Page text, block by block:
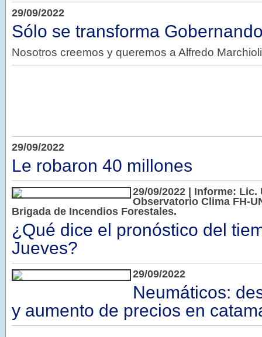
29/09/2022
Sólo se transforma
Nosotros creemos y queremos a Alfredo
29/09/2022
Le robaron 40 millones
29/09/2022 | Informe: Lic.
Observatorio Clima FH-
Brigada de Incendios Forestales.
¿Qué dice el pronóstico del
Jueves?
29/09/2022
Neumáticos:
y aumento de precios en